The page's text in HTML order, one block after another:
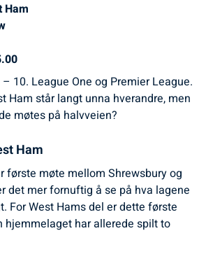
Ham
10. League One og Premier League.
Ham står langt unna hverandre, men
møtes på halvveien?
Ham
første møte mellom Shrewsbury og
det mer fornuftig å se på hva lagene
For West Hams del er dette første
hjemmelaget har allerede spilt to